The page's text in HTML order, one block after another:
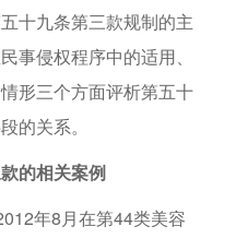
十九条第三款规制的主
事侵权程序中的适用、
形三个方面评析第五十
的关系。
的相关案例
年8月在第44类美容